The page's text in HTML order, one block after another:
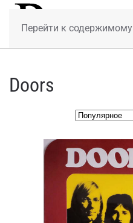
Перейти к содержимому
Doors